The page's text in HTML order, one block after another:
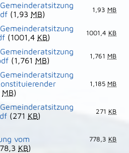
(1,93 MB) 1,93 MB
(1001,4 KB) 1001,4 KB
(1,761 MB) 1,761 MB
MB)
1,185 MB
(271 KB) 271 KB
vom
KB)
778,3 KB